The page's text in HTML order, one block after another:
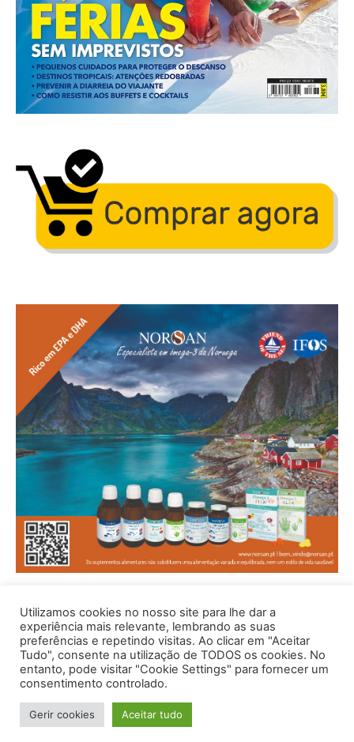
Utilizamos cookies no nosso site para lhe dar a
experiência mais relevante, lembrando as suas
preferências e repetindo visitas. Ao clicar em "Aceitar
Tudo", consente na utilização de TODOS os cookies. No
entanto, pode visitar "Cookie Settings" para fornecer um
consentimento controlado.
Gerir cookies Aceitar tudo